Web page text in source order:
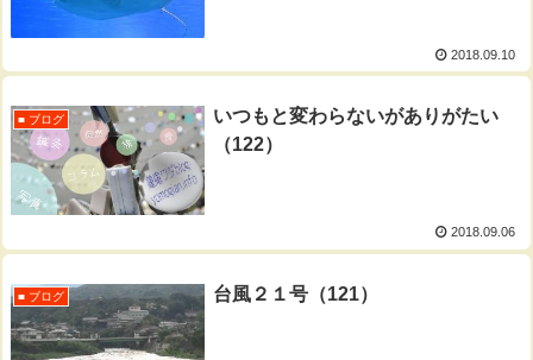
2018.09.10
■ ブログ
いつもと変わらないがありがたい
（122）
2018.09.06
■ ブログ 台風２１号（121）